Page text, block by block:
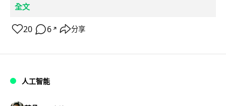
全文
20 6 ↗ 分享
人工智能